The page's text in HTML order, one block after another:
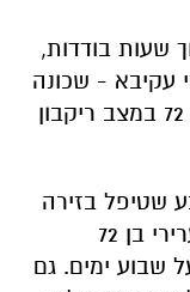
שטיפל בזירה
הקשה מסר: ״מדובר בגופת גבר ערירי בן 72
ימים. גם
שפרצו
מאוד קשה
מעל שבוע